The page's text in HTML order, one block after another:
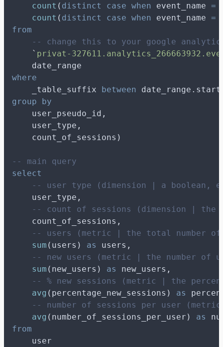
count ( distinct case when event_name =
count ( distinct case when event_name =
from
-- change this to your google
` privat-
    date_range
where
    _table_suffix
between
group by
    user_pseudo_id,
    user_type,
    count_of_sessions)
-- main query
select
-- user type (dimension | a
    user_type,
-- count of sessions (dimension |
    count_of_sessions,
-- users (metric | the total number
sum (users) as
users,
-- new users (metric | the number of
sum (new_users) as
new_users,
-- % new sessions (metric | the
avg (percentage_new_sessions) as
-- number of sessions per user
avg (number_of_sessions_per_user) as
from
    user